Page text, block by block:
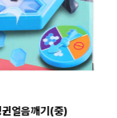
슬랑이